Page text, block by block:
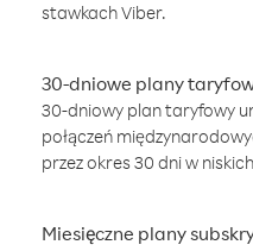
stawkach Viber.
30-dniowe plany
30-dniowy plan taryfowy
połączeń
przez okres 30 dni w
Miesięczne plany